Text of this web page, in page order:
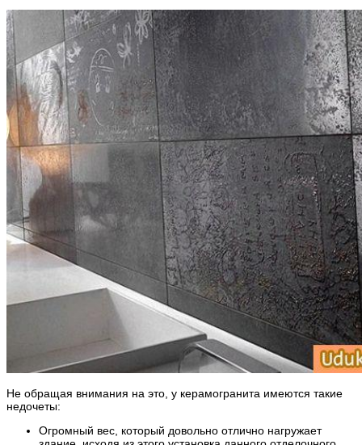
Не обращая внимания на это, у керамогранита имеются такие
недочеты:
Огромный вес, который довольно отлично нагружает